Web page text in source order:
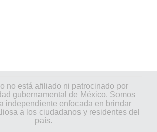
no está afiliado ni patrocinado por
gubernamental de México. Somos
independiente enfocada en brindar
a los ciudadanos y residentes del
país.